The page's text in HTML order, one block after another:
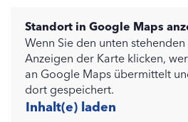
Standort in Google Maps
Wenn Sie den unten
Anzeigen der Karte klicken,
an Google Maps übermittelt
dort gespeichert.
Inhalt(e) laden